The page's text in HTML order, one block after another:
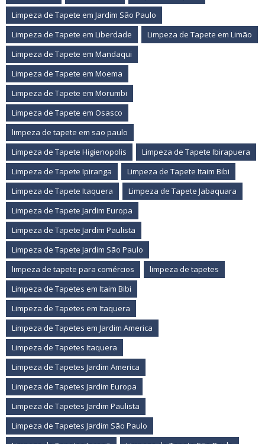
Limpeza de Tapete em Jardim São Paulo
Limpeza de Tapete em Liberdade
Limpeza de Tapete em Limão
Limpeza de Tapete em Mandaqui
Limpeza de Tapete em Moema
Limpeza de Tapete em Morumbi
Limpeza de Tapete em Osasco
limpeza de tapete em sao paulo
Limpeza de Tapete Higienopolis
Limpeza de Tapete Ibirapuera
Limpeza de Tapete Ipiranga
Limpeza de Tapete Itaim Bibi
Limpeza de Tapete Itaquera
Limpeza de Tapete Jabaquara
Limpeza de Tapete Jardim Europa
Limpeza de Tapete Jardim Paulista
Limpeza de Tapete Jardim São Paulo
limpeza de tapete para comércios
limpeza de tapetes
Limpeza de Tapetes em Itaim Bibi
Limpeza de Tapetes em Itaquera
Limpeza de Tapetes em Jardim America
Limpeza de Tapetes Itaquera
Limpeza de Tapetes Jardim America
Limpeza de Tapetes Jardim Europa
Limpeza de Tapetes Jardim Paulista
Limpeza de Tapetes Jardim São Paulo